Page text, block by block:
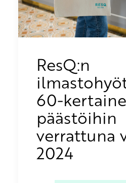
ResQ:n
60-
päästöihin
verrattuna
2024